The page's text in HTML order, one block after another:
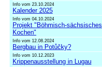
Info vom 23.10.2024
Kalender 2025
Info vom 04.10.2024
Projekt "Böhmisch-sächsisches
Kochen"
Info vom 12.08.2024
Bergbau in Potůčky?
Info vom 10.12.2023
Krippenausstellung in Lugau